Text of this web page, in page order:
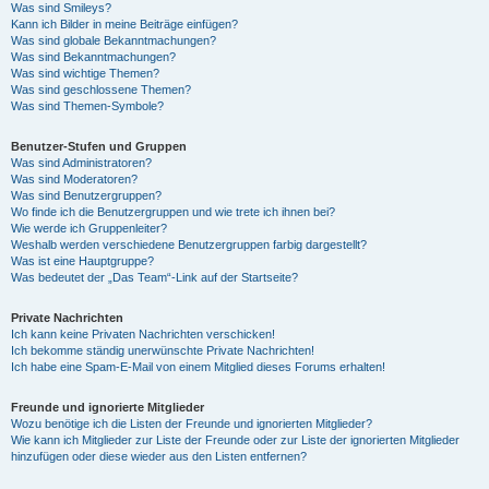
Was sind Smileys?
Kann ich Bilder in meine Beiträge einfügen?
Was sind globale Bekanntmachungen?
Was sind Bekanntmachungen?
Was sind wichtige Themen?
Was sind geschlossene Themen?
Was sind Themen-Symbole?
Benutzer-Stufen und Gruppen
Was sind Administratoren?
Was sind Moderatoren?
Was sind Benutzergruppen?
Wo finde ich die Benutzergruppen und wie trete ich ihnen bei?
Wie werde ich Gruppenleiter?
Weshalb werden verschiedene Benutzergruppen farbig dargestellt?
Was ist eine Hauptgruppe?
Was bedeutet der „Das Team“-Link auf der Startseite?
Private Nachrichten
Ich kann keine Privaten Nachrichten verschicken!
Ich bekomme ständig unerwünschte Private Nachrichten!
Ich habe eine Spam-E-Mail von einem Mitglied dieses Forums erhalten!
Freunde und ignorierte Mitglieder
Wozu benötige ich die Listen der Freunde und ignorierten Mitglieder?
Wie kann ich Mitglieder zur Liste der Freunde oder zur Liste der ignorierten Mitglieder
hinzufügen oder diese wieder aus den Listen entfernen?